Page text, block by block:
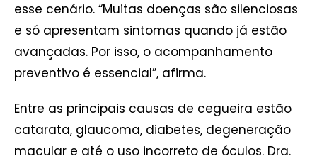
esse cenário. “Muitas doenças são silenciosas
e só apresentam sintomas quando já estão
avançadas. Por isso, o acompanhamento
preventivo é essencial”, afirma.
Entre as principais causas de cegueira estão
catarata, glaucoma, diabetes, degeneração
macular e até o uso incorreto de óculos. Dra.